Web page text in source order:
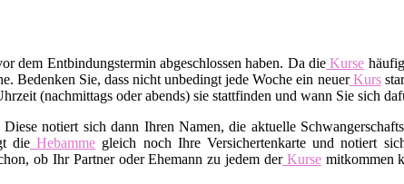
dem Entbindungstermin abgeschlossen haben. Da die Kurse
Bedenken Sie, dass nicht unbedingt jede Woche ein neuerKurs
(nachmittags oder abends) sie stattfinden und wann Sie sich
Diese notiert sich dann Ihren Namen, die aktuelle
die Hebamme gleich noch Ihre Versichertenkarte und notiert
ob Ihr Partner oder Ehemann zu jedem derKursemitkommen